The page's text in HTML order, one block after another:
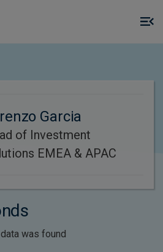
Garcia
of Investment
EMEA & APAC
data was found